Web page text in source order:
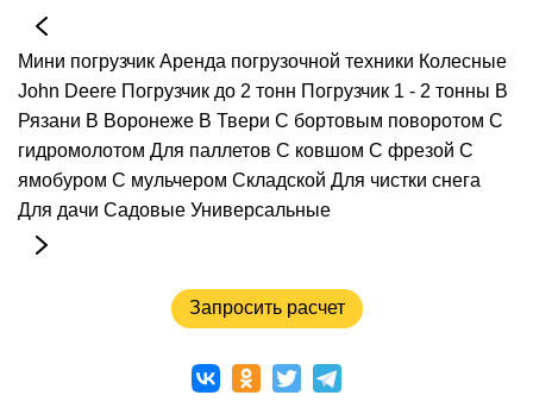
Мини погрузчик Аренда погрузочной техники Колесные
John Deere Погрузчик до 2 тонн Погрузчик 1 - 2 тонны В
Рязани В Воронеже В Твери С бортовым поворотом С
гидромолотом Для паллетов С ковшом С фрезой С
ямобуром С мульчером Складской Для чистки снега
Для дачи Садовые Универсальные
Запросить расчет